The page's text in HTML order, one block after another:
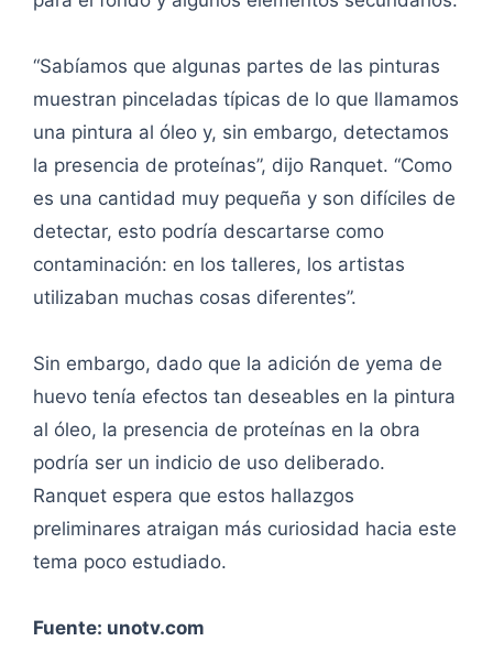
“Sabíamos que algunas partes de las pinturas
muestran pinceladas típicas de lo que llamamos
una pintura al óleo y, sin embargo, detectamos
la presencia de proteínas”, dijo Ranquet. “Como
es una cantidad muy pequeña y son difíciles de
detectar, esto podría descartarse como
contaminación: en los talleres, los artistas
utilizaban muchas cosas diferentes”.
Sin embargo, dado que la adición de yema de
huevo tenía efectos tan deseables en la pintura
al óleo, la presencia de proteínas en la obra
podría ser un indicio de uso deliberado.
Ranquet espera que estos hallazgos
preliminares atraigan más curiosidad hacia este
tema poco estudiado.
Fuente: unotv.com